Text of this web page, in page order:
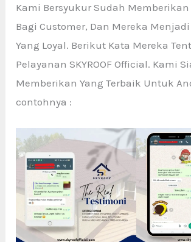
Kami Bersyukur Sudah Memberikan
Bagi Customer, Dan Mereka
Yang Loyal. Berikut Kata Mereka
Pelayanan SKYROOF Official. Kami
Memberikan Yang Terbaik Untuk
contohnya :